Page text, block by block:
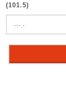
(101.5)